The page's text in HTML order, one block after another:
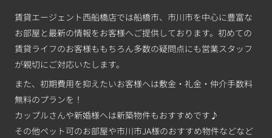
賃貸エージェント西船橋店では船橋市、市川市を中心に豊富な
お部屋と最新の情報をお客様へご提供しております。初めての
賃貸ライフのお客様ももちろん多数の疑問点にも営業スタッフ
が親切にご対応いたします。
また、初期費用を抑えたいお客様へは敷金・礼金・仲介手数料
無料のプランを！
カップルさんや新婚様へは新築物件もおすすめです♪
その他ペット可のお部屋や市川市JA様のおすすめ物件などなど